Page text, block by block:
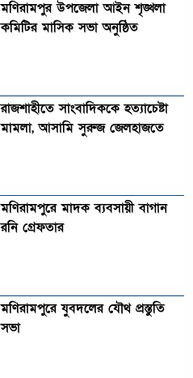
মণিরামপুর উপজেলা আইন শৃঙ্খলা
কমিটির মাসিক সভা অনুষ্ঠিত‎‎
রাজশাহীতে সাংবাদিককে হত্যাচেষ্টা
মামলা, আসামি সুরুজ জেলহাজতে
মণিরামপুরে মাদক ব্যবসায়ী বাগান
রনি গ্রেফতার
মণিরামপুরে যুবদলের যৌথ প্রস্তুতি
সভা